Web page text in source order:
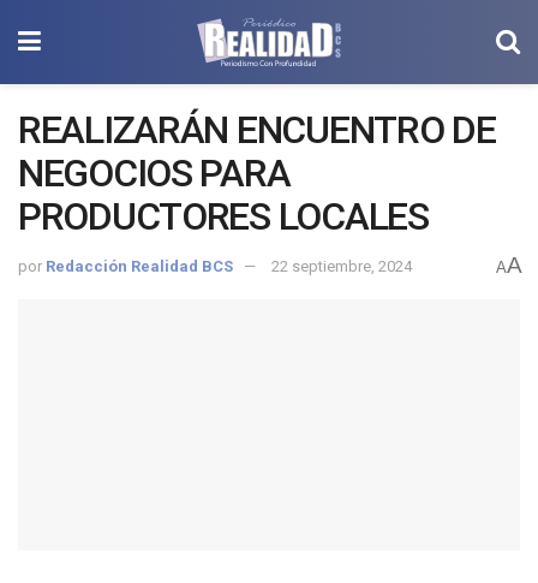
REALIZARÁN ENCUENTRO DE
NEGOCIOS PARA
PRODUCTORES LOCALES
por Redacción Realidad BCS 22 septiembre, 2024 AA